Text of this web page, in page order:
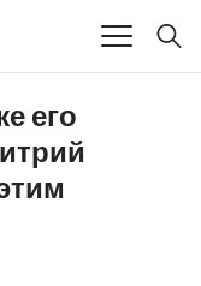
его